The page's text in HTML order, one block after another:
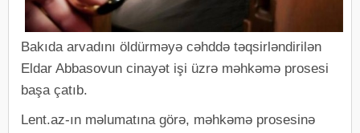
Bakıda arvadını öldürməyə cəhddə təqsirləndirilən
Eldar Abbasovun cinayət işi üzrə məhkəmə prosesi
başa çatıb.
Lent.az-ın məlumatına görə, məhkəmə prosesinə